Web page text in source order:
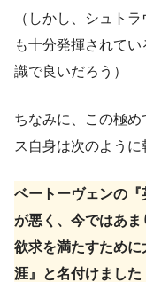
（しかし、シュト
も十分発揮されて
識で良いだろう）
ちなみに、この極
ス自身は次のように
ベートーヴェンの『
が悪く、今ではあ
欲求を満たすため
涯』と名付けまし